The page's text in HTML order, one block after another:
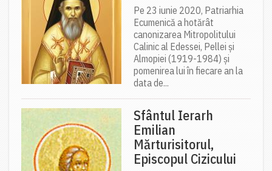
Pe 23 iunie 2020, Patriarhia
Ecumenică a hotărât
canonizarea Mitropolitului
Calinic al Edessei, Pellei și
Almopiei (1919-1984) și
pomenirea lui în fiecare an la
data de...
Sfântul Ierarh
Emilian
Mărturisitorul,
Episcopul Cizicului